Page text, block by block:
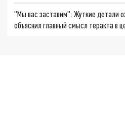
"Мы вас заставим": Жуткие детали
объяснил главный смысл теракта в